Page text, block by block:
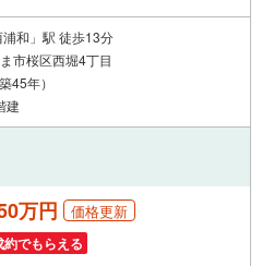
和」駅 徒歩13分
市桜区西堀4丁目
45年）
建
万円 価格更新
約でもらえる